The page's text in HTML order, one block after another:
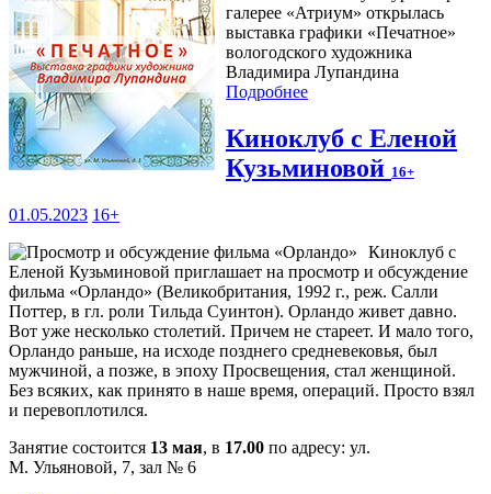
галерее «Атриум» открылась
выставка графики «Печатное»
вологодского художника
Владимира Лупандина
Подробнее
Киноклуб с Еленой
Кузьминовой 16+
01.05.2023 16+
Киноклуб с
Еленой Кузьминовой приглашает на просмотр и обсуждение
фильма «Орландо» (Великобритания, 1992 г., реж. Салли
Поттер, в гл. роли Тильда Суинтон). Орландо живет давно.
Вот уже несколько столетий. Причем не стареет. И мало того,
Орландо раньше, на исходе позднего средневековья, был
мужчиной, а позже, в эпоху Просвещения, стал женщиной.
Без всяких, как принято в наше время, операций. Просто взял
и перевоплотился.
Занятие состоится 13 мая, в 17.00 по адресу: ул.
М. Ульяновой, 7, зал № 6